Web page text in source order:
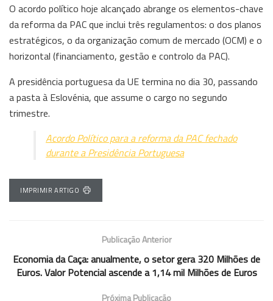
O acordo político hoje alcançado abrange os elementos-chave
da reforma da PAC que inclui três regulamentos: o dos planos
estratégicos, o da organização comum de mercado (OCM) e o
horizontal (financiamento, gestão e controlo da PAC).
A presidência portuguesa da UE termina no dia 30, passando
a pasta à Eslovénia, que assume o cargo no segundo
trimestre.
Acordo Político para a reforma da PAC fechado
durante a Presidência Portuguesa
IMPRIMIR ARTIGO
Publicação Anterior
Economia da Caça: anualmente, o setor gera 320 Milhões de
Euros. Valor Potencial ascende a 1,14 mil Milhões de Euros
Próxima Publicação